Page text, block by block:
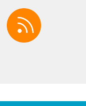
facebook